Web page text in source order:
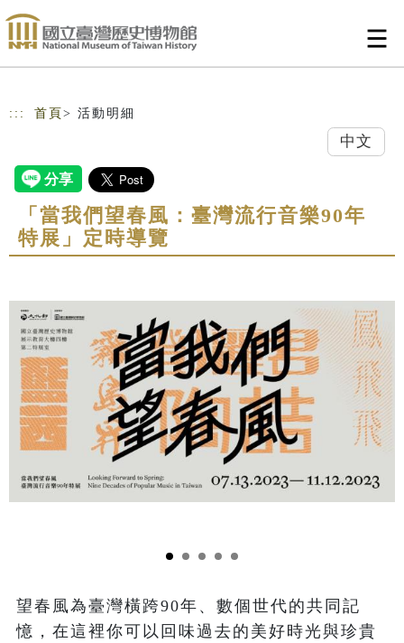
跳到主要內容
網站導覽
::: 首頁 > 活動明細
中文
「當我們望春風：臺灣流行音樂90年
特展」定時導覽
望春風為臺灣橫跨90年、數個世代的共同記
憶，在這裡你可以回味過去的美好時光與珍貴